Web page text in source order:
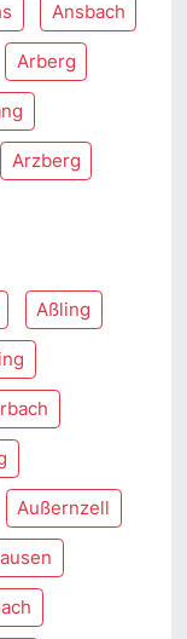
Ansbach
Arberg
Arzberg
Aßling
Außernzell